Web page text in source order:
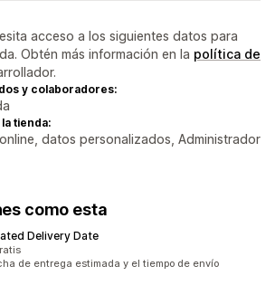
acceso a los siguientes datos para
Obtén más información en la política de
y colaboradores:
tienda:
datos personalizados, Administrador
como esta
Delivery Date
total
de entrega estimada y el tiempo de envío